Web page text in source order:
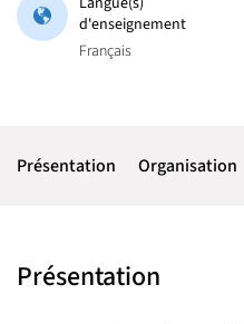
d'enseignement
Français
Présentation Organisation
Présentation